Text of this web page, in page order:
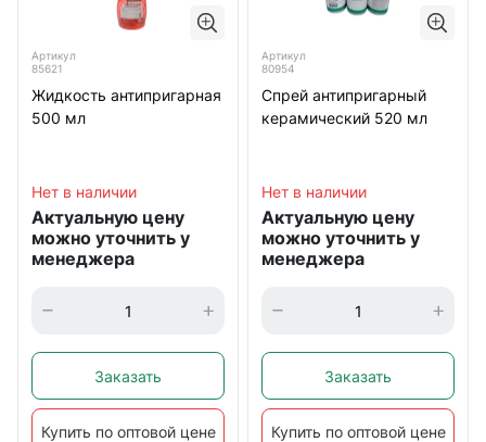
Артикул
85621
Жидкость антипригарная
500 мл
Нет в наличии
Актуальную цену
можно уточнить у
менеджера
Заказать
Купить по оптовой цене
Артикул
80954
Спрей антипригарный
керамический 520 мл
Нет в наличии
Актуальную цену
можно уточнить у
менеджера
Заказать
Купить по оптовой цене